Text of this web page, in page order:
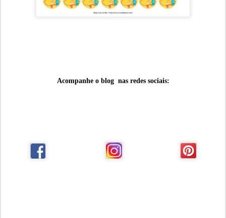
Acompanhe o blog nas redes sociais: